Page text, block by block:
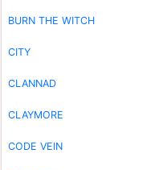
BURN THE WITCH
CITY
CLANNAD
CLAYMORE
CODE VEIN